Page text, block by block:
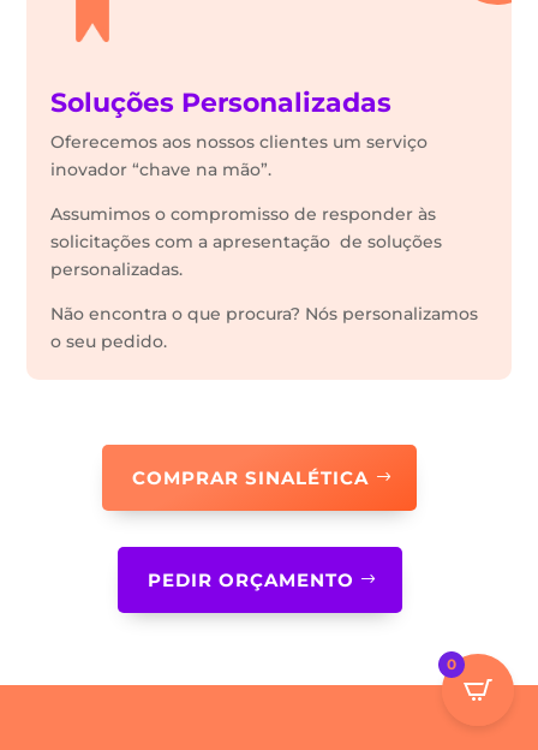
Soluções Personalizadas
Oferecemos aos nossos clientes um serviço
inovador “chave na mão”.
Assumimos o compromisso de responder às
solicitações com a apresentação de soluções
personalizadas.
Não encontra o que procura? Nós personalizamos
o seu pedido.
COMPRAR SINALÉTICA
PEDIR ORÇAMENTO
0